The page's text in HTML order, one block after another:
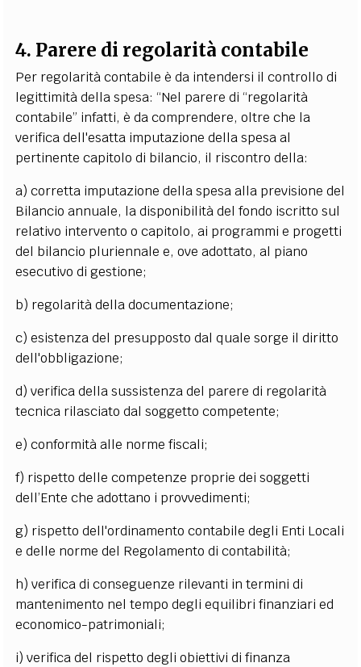
4. Parere di regolarità contabile
Per regolarità contabile è da intendersi il controllo di
legittimità della spesa: “Nel parere di “regolarità
contabile” infatti, è da comprendere, oltre che la
verifica dell'esatta imputazione della spesa al
pertinente capitolo di bilancio, il riscontro della:
a) corretta imputazione della spesa alla previsione del
Bilancio annuale, la disponibilità del fondo iscritto sul
relativo intervento o capitolo, ai programmi e progetti
del bilancio pluriennale e, ove adottato, al piano
esecutivo di gestione;
b) regolarità della documentazione;
c) esistenza del presupposto dal quale sorge il diritto
dell'obbligazione;
d) verifica della sussistenza del parere di regolarità
tecnica rilasciato dal soggetto competente;
e) conformità alle norme fiscali;
f) rispetto delle competenze proprie dei soggetti
dell’Ente che adottano i provvedimenti;
g) rispetto dell'ordinamento contabile degli Enti Locali
e delle norme del Regolamento di contabilità;
h) verifica di conseguenze rilevanti in termini di
mantenimento nel tempo degli equilibri finanziari ed
economico-patrimoniali;
i) verifica del rispetto degli obiettivi di finanza